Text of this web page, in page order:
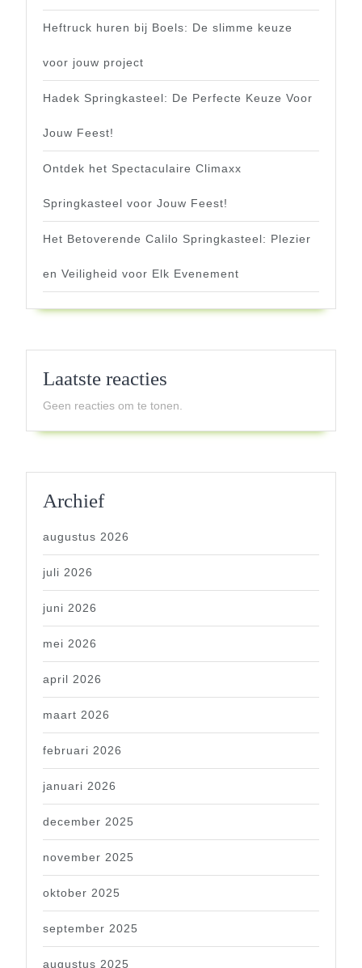
Heftruck huren bij Boels: De slimme keuze
voor jouw project
Hadek Springkasteel: De Perfecte Keuze Voor
Jouw Feest!
Ontdek het Spectaculaire Climaxx
Springkasteel voor Jouw Feest!
Het Betoverende Calilo Springkasteel: Plezier
en Veiligheid voor Elk Evenement
Laatste reacties
Geen reacties om te tonen.
Archief
augustus 2026
juli 2026
juni 2026
mei 2026
april 2026
maart 2026
februari 2026
januari 2026
december 2025
november 2025
oktober 2025
september 2025
augustus 2025